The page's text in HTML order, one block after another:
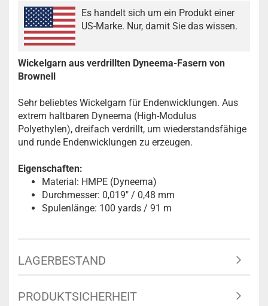
Es handelt sich um ein Produkt einer
US-Marke. Nur, damit Sie das wissen.
Wickelgarn aus verdrillten Dyneema-Fasern von
Brownell
Sehr beliebtes Wickelgarn für Endenwicklungen. Aus
extrem haltbaren Dyneema (High-Modulus
Polyethylen), dreifach verdrillt, um wiederstandsfähige
und runde Endenwicklungen zu erzeugen.
Eigenschaften:
Material: HMPE (Dyneema)
Durchmesser: 0,019" / 0,48 mm
Spulenlänge: 100 yards / 91 m
LAGERBESTAND
PRODUKTSICHERHEIT